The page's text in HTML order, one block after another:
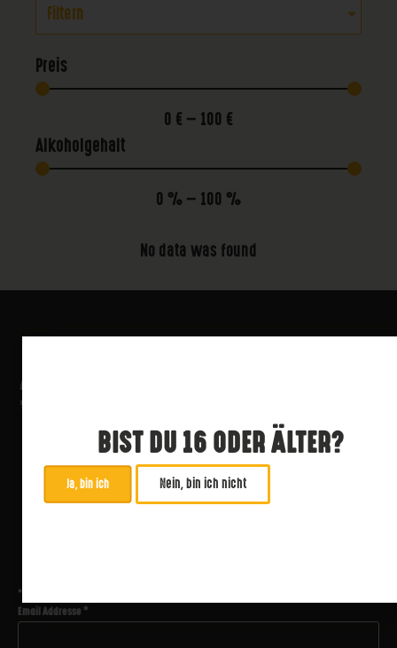
Filtern
Preis
0 € — 100 €
Alkoholgehalt
0 % — 100 %
No data was found
*
Email Addresse*
BIST DU 16 ODER ÄLTER?
Ja, bin ich Nein, bin ich nicht